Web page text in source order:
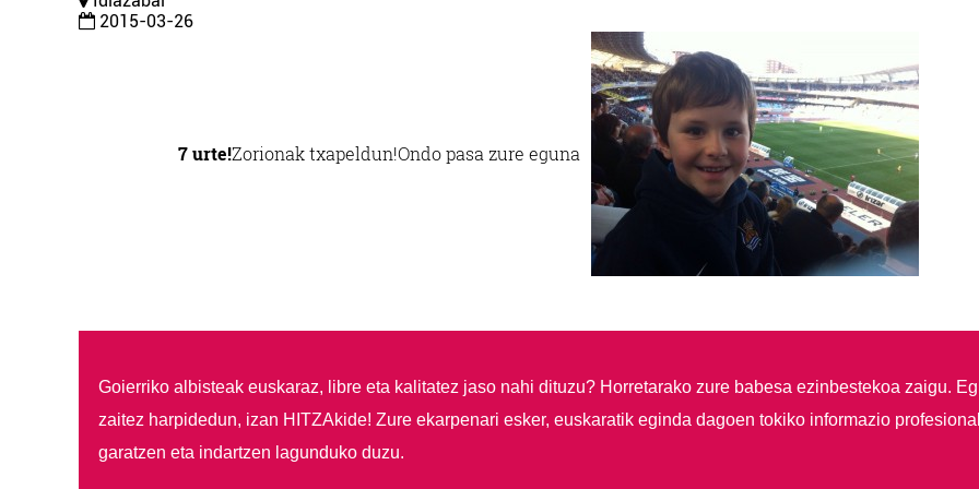
2015-03-26
7 urte!Zorionak txapeldun!Ondo pasa zure eguna
Goierriko albisteak euskaraz, libre eta kalitatez jaso nahi dituzu? Horretarako zure babesa ezinbestekoa zaigu.
zaitez harpidedun, izan HITZAkide! Zure ekarpenari esker, euskaratik eginda dagoen tokiko informazio
garatzen eta indartzen lagunduko duzu.